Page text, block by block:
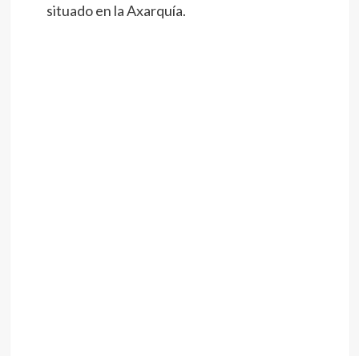
situado en la Axarquía.